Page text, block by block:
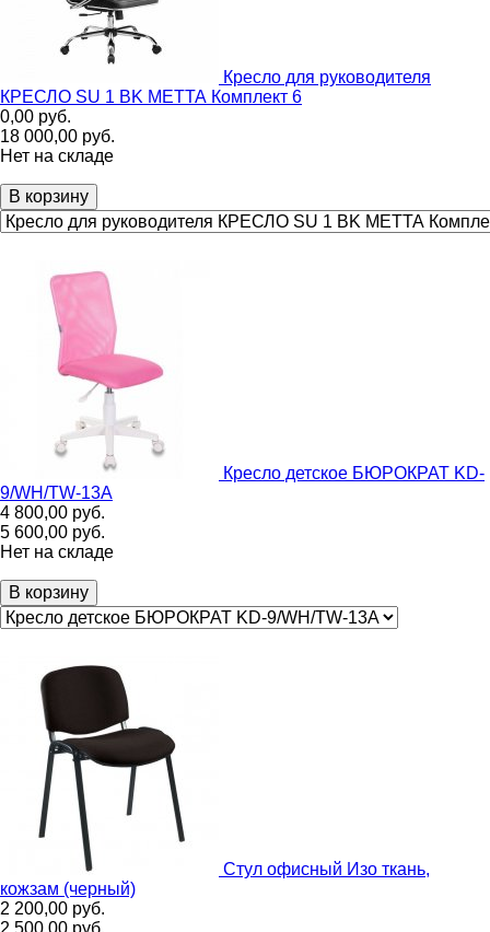
Кресло для руководителя
КРЕСЛО SU 1 BK МЕТТА Комплект 6
0,00 руб.
18 000,00 руб.
Нет на складе
В корзину
Кресло детское БЮРОКРАТ KD-
9/WH/TW-13A
4 800,00 руб.
5 600,00 руб.
Нет на складе
В корзину
Стул офисный Изо ткань,
кожзам (черный)
2 200,00 руб.
2 500,00 руб.